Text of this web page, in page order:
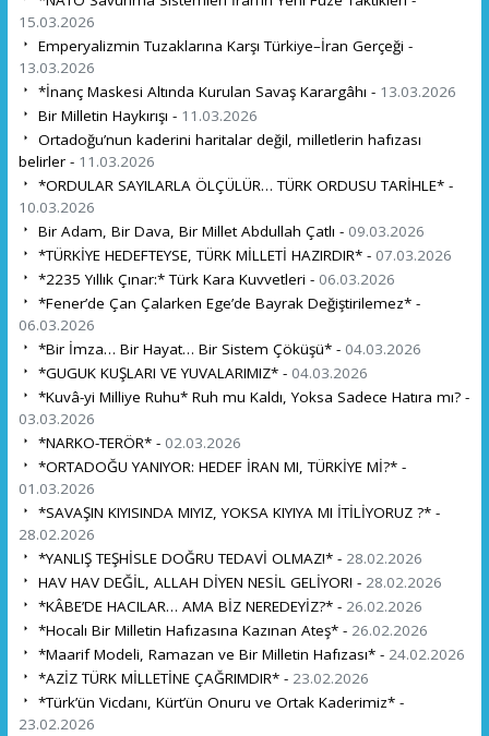
15.03.2026
Emperyalizmin Tuzaklarına Karşı Türkiye–İran Gerçeği -
13.03.2026
*İnanç Maskesi Altında Kurulan Savaş Karargâhı - 13.03.2026
Bir Milletin Haykırışı - 11.03.2026
Ortadoğu’nun kaderini haritalar değil, milletlerin hafızası
belirler - 11.03.2026
*ORDULAR SAYILARLA ÖLÇÜLÜR… TÜRK ORDUSU TARİHLE* -
10.03.2026
Bir Adam, Bir Dava, Bir Millet Abdullah Çatlı - 09.03.2026
*TÜRKİYE HEDEFTEYSE, TÜRK MİLLETİ HAZIRDIR* - 07.03.2026
*2235 Yıllık Çınar:* Türk Kara Kuvvetleri - 06.03.2026
*Fener’de Çan Çalarken Ege’de Bayrak Değiştirilemez* -
06.03.2026
*Bir İmza… Bir Hayat… Bir Sistem Çöküşü* - 04.03.2026
*GUGUK KUŞLARI VE YUVALARIMIZ* - 04.03.2026
*Kuvâ-yi Milliye Ruhu* Ruh mu Kaldı, Yoksa Sadece Hatıra mı? -
03.03.2026
*NARKO-TERÖR* - 02.03.2026
*ORTADOĞU YANIYOR: HEDEF İRAN MI, TÜRKİYE Mİ?* -
01.03.2026
*SAVAŞIN KIYISINDA MIYIZ, YOKSA KIYIYA MI İTİLİYORUZ ?* -
28.02.2026
*YANLIŞ TEŞHİSLE DOĞRU TEDAVİ OLMAZ!* - 28.02.2026
HAV HAV DEĞİL, ALLAH DİYEN NESİL GELİYOR! - 28.02.2026
*KÂBE’DE HACILAR… AMA BİZ NEREDEYİZ?* - 26.02.2026
*Hocalı Bir Milletin Hafızasına Kazınan Ateş* - 26.02.2026
*Maarif Modeli, Ramazan ve Bir Milletin Hafızası* - 24.02.2026
*AZİZ TÜRK MİLLETİNE ÇAĞRIMDIR* - 23.02.2026
*Türk’ün Vicdanı, Kürt’ün Onuru ve Ortak Kaderimiz* -
23.02.2026